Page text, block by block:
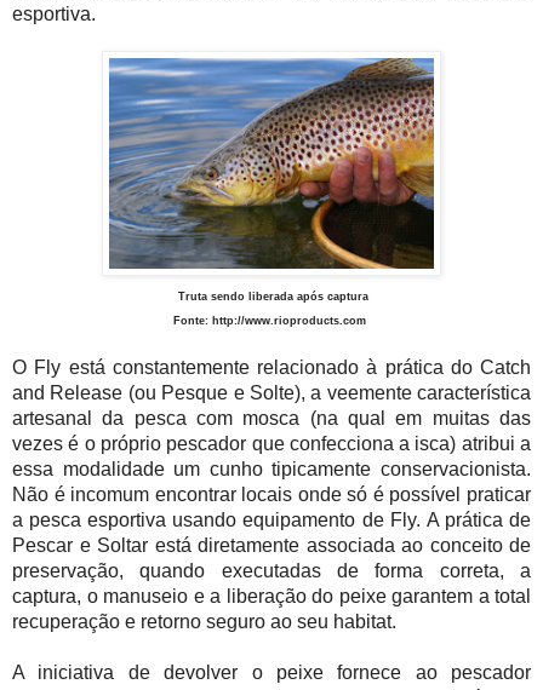
esportiva.
Truta sendo liberada após captura
Fonte: http://www.rioproducts.com
O Fly está constantemente relacionado à prática do Catch
and Release (ou Pesque e Solte), a veemente característica
artesanal da pesca com mosca (na qual em muitas das
vezes é o próprio pescador que confecciona a isca) atribui a
essa modalidade um cunho tipicamente conservacionista.
Não é incomum encontrar locais ondesó é possível praticar
a pesca esportiva usando equipamento de Fly. A prática de
Pescar e Soltar está diretamente associada ao conceito de
preservação, quando executadas de forma correta, a
captura, o manuseio e a liberação do peixe garantem a total
recuperação e retorno seguro ao seu habitat.
A iniciativa de devolver o peixe fornece ao pescador